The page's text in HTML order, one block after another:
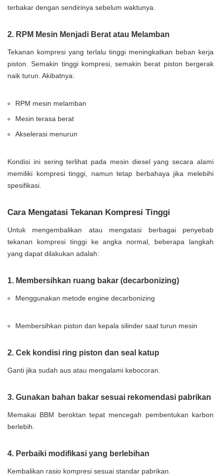
terbakar dengan sendirinya sebelum waktunya.
2. RPM Mesin Menjadi Berat atau Melamban
Tekanan kompresi yang terlalu tinggi meningkatkan beban kerja
piston. Semakin tinggi kompresi, semakin berat piston bergerak
naik turun. Akibatnya:
RPM mesin melamban
Mesin terasa berat
Akselerasi menurun
Kondisi ini sering terlihat pada mesin diesel yang secara alami
memiliki kompresi tinggi, namun tetap berbahaya jika melebihi
spesifikasi.
Cara Mengatasi Tekanan Kompresi Tinggi
Untuk mengembalikan atau mengatasi berbagai penyebab
tekanan kompresi tinggi ke angka normal, beberapa langkah
yang dapat dilakukan adalah:
1. Membersihkan ruang bakar (decarbonizing)
Menggunakan metode engine decarbonizing
Membersihkan piston dan kepala silinder saat turun mesin
2. Cek kondisi ring piston dan seal katup
Ganti jika sudah aus atau mengalami kebocoran.
3. Gunakan bahan bakar sesuai rekomendasi pabrikan
Memakai BBM beroktan tepat mencegah pembentukan karbon
berlebih.
4. Perbaiki modifikasi yang berlebihan
Kembalikan rasio kompresi sesuai standar pabrikan.